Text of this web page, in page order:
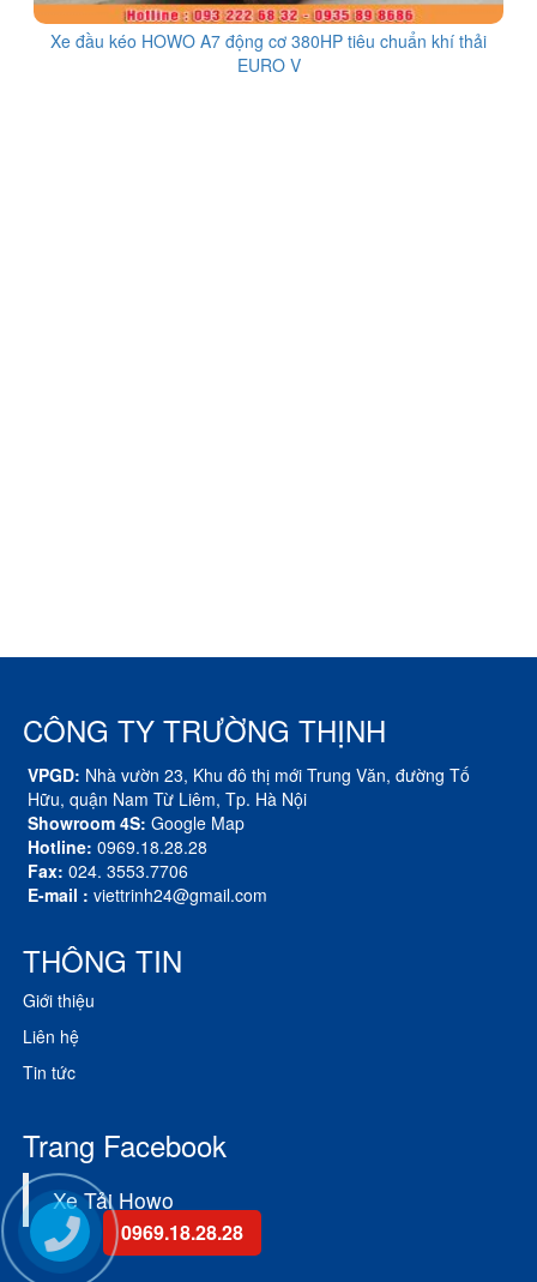
Xe đầu kéo HOWO A7 động cơ 380HP tiêu chuẩn khí thải
EURO V
CÔNG TY TRƯỜNG THỊNH
VPGD: Nhà vườn 23, Khu đô thị mới Trung Văn, đường Tố
Hữu, quận Nam Từ Liêm, Tp. Hà Nội
Showroom 4S: Google Map
Hotline: 0969.18.28.28
Fax: 024. 3553.7706
E-mail : viettrinh24@gmail.com
THÔNG TIN
Giới thiệu
Liên hệ
Tin tức
Trang Facebook
Xe Tải Howo
0969.18.28.28